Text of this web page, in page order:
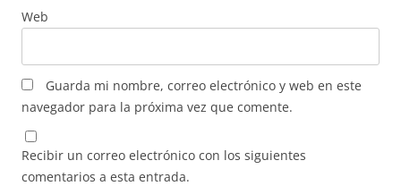
Web
Guarda mi nombre, correo electrónico y web en este
navegador para la próxima vez que comente.
Recibir un correo electrónico con los siguientes
comentarios a esta entrada.